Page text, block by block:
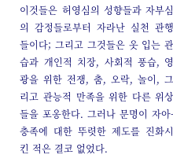
이것들은 허영심의 성향들과 자부심
의 감정들로부터 자라난 실천 관행
들이다; 그리고 그것들은 옷 입는 관
습과 개인적 치장, 사회적 풍습, 영
광을 위한 전쟁, 춤, 오락, 놀이, 그
리고 관능적 만족을 위한 다른 위상
들을 포옹한다. 그러나 문명이 자아-
충족에 대한 뚜렷한 제도를 진화시
킨 적은 결코 없었다.